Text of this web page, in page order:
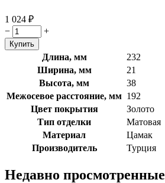
1 024 ₽
−
+
Длина, мм
232
Ширина, мм
21
Высота, мм
38
Межосевое расстояние, мм 192
Цвет покрытия
Золото
Тип отделки
Матовая
Материал
Цамак
Производитель
Турция
Недавно просмотренные